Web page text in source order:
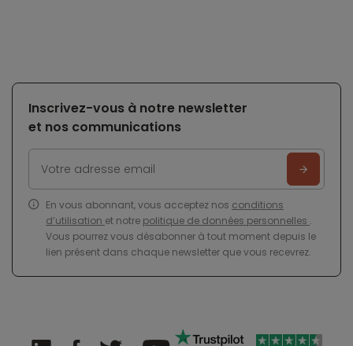
Inscrivez-vous à notre newsletter
et nos communications
En vous abonnant, vous acceptez nos conditions
d’utilisation et notre politique de données personnelles .
Vous pourrez vous désabonner à tout moment depuis le
lien présent dans chaque newsletter que vous recevrez.